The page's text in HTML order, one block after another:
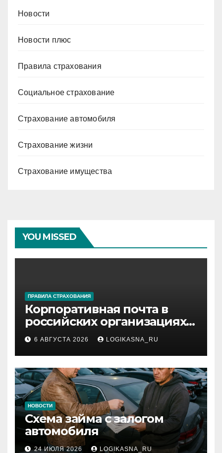
Новости
Новости плюс
Правила страхования
Социальное страхование
Страхование автомобиля
Страхование жизни
Страхование имущества
YOU MISSED
ПРАВИЛА СТРАХОВАНИЯ
Корпоративная почта в
российских организациях:
инфраструктура,
протоколы и безопасность
6 АВГУСТА 2026 LOGIKASNA_RU
НОВОСТИ
Схема займа с залогом
автомобиля
24 ИЮЛЯ 2026 LOGIKASNA_RU